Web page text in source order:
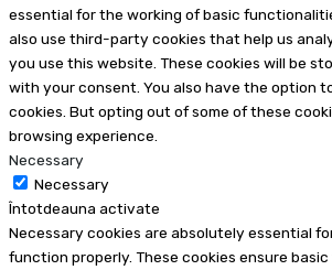
essential for the working of basic
also use third-party cookies that help us
you use this website. These cookies will be
with your consent. You also have the option
cookies. But opting out of some of these
browsing experience.
Necessary
Necessary
Întotdeauna activate
Necessary cookies are absolutely essential
function properly. These cookies ensure